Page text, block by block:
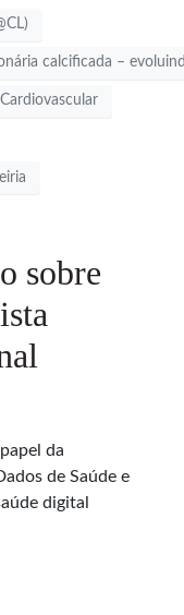
calcificada –
sobre
da
de Saúde e
digital